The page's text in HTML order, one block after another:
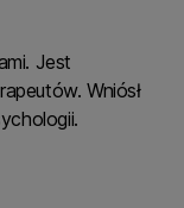
Jest
Wniósł